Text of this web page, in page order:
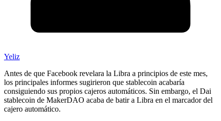
Yeliz
Antes de que Facebook revelara la Libra a principios de este mes,
los principales informes sugirieron que stablecoin acabaría
consiguiendo sus propios cajeros automáticos. Sin embargo, el Dai
stablecoin de MakerDAO acaba de batir a Libra en el marcador del
cajero automático.